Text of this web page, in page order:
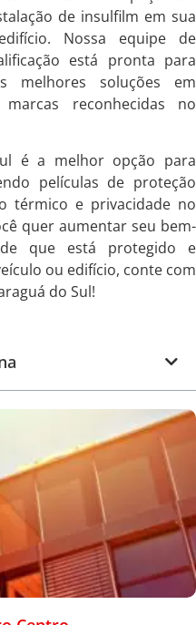
de insulfilm em sua
Nossa equipe de
está pronta para
melhores soluções em
reconhecidas no
é a melhor opção para
películas de proteção
térmico e privacidade no
quer aumentar seu bem-
que está protegido e
ou edifício, conte com
do Sul!